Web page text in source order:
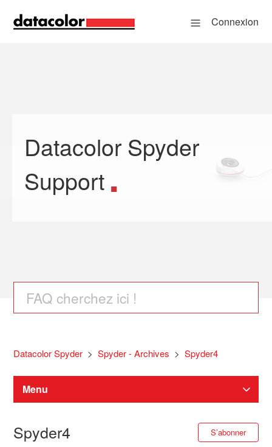
Connexion
Datacolor Spyder
Support
Recherche
Datacolor Spyder Spyder - Archives Spyder4
Menu
Spyder4 S’abonner